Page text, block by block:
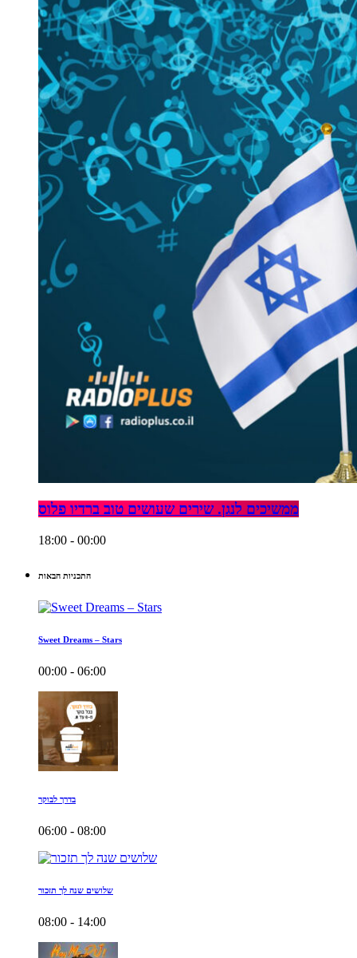
ממשיכים לנגן. שירים שעושים טוב ברדיו פלוס
18:00 - 00:00
התכניות הבאות
Sweet Dreams – Stars
00:00 - 06:00
בדרך לבוקר
06:00 - 08:00
שלושים שנה לך תזכור
08:00 - 14:00